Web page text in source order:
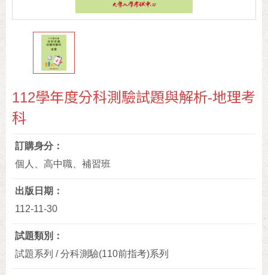
112學年度分科測驗試題與解析-地理考
科
訂購身分
個人、高中職、補習班
出版日期
112-11-30
試題類別
試題系列 / 分科測驗(110前指考)系列